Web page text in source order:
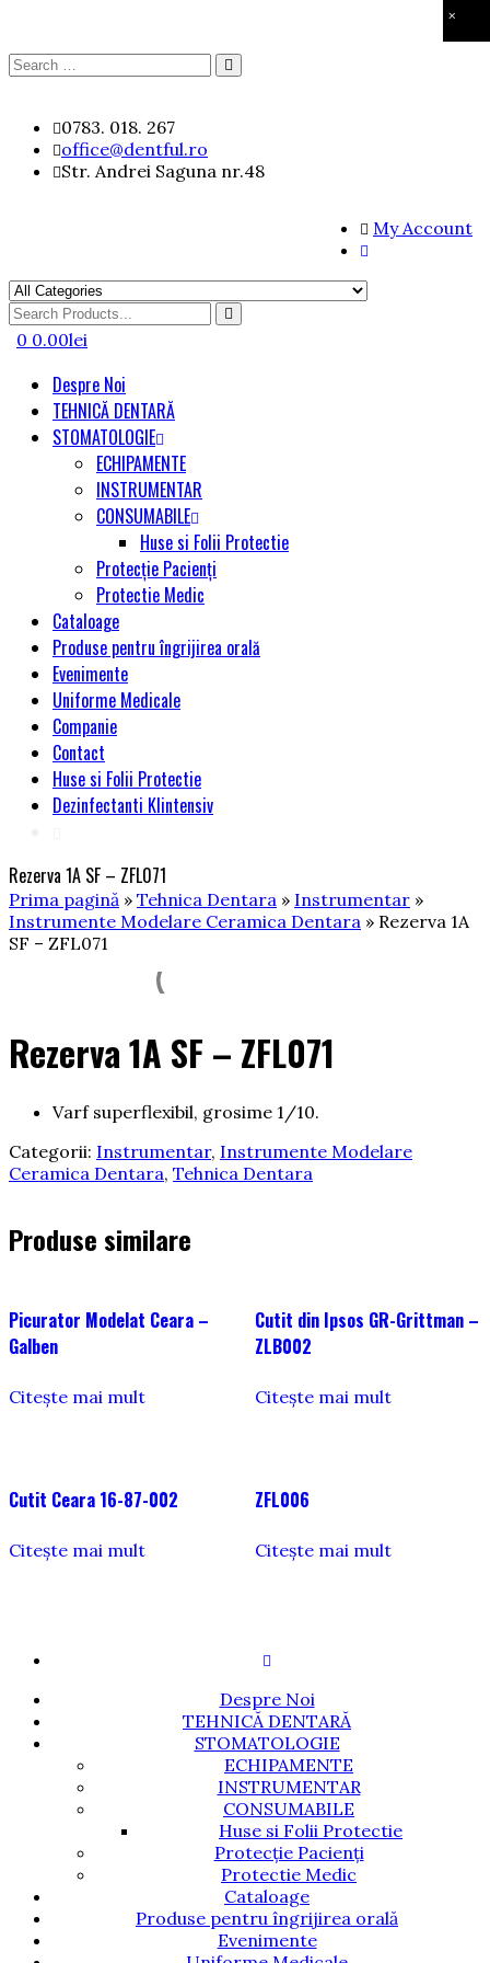
×
Search
content
0783. 018. 267
office@dentful.ro
Str. Andrei Saguna nr.48
My Account
Search
for
0 0.00lei
Despre Noi
TEHNICĂ DENTARĂ
STOMATOLOGIE
ECHIPAMENTE
INSTRUMENTAR
CONSUMABILE
Huse si Folii Protectie
Protecție Pacienți
Protectie Medic
Cataloage
Produse pentru îngrijirea orală
Evenimente
Uniforme Medicale
Companie
Contact
Huse si Folii Protectie
Dezinfectanti Klintensiv
Rezerva 1A SF – ZFL071
Prima pagină » Tehnica Dentara » Instrumentar »
Instrumente Modelare Ceramica Dentara » Rezerva 1A
SF – ZFL071
Rezerva 1A SF – ZFL071
Varf superflexibil, grosime 1/10.
Categorii: Instrumentar, Instrumente Modelare
Ceramica Dentara, Tehnica Dentara
Produse similare
Picurator Modelat Ceara –
Galben
Citește mai mult
Cutit din Ipsos GR-Grittman –
ZLB002
Citește mai mult
Cutit Ceara 16-87-002
Citește mai mult
ZFL006
Citește mai mult
Despre Noi
TEHNICĂ DENTARĂ
STOMATOLOGIE
ECHIPAMENTE
INSTRUMENTAR
CONSUMABILE
Huse si Folii Protectie
Protecție Pacienți
Protectie Medic
Cataloage
Produse pentru îngrijirea orală
Evenimente